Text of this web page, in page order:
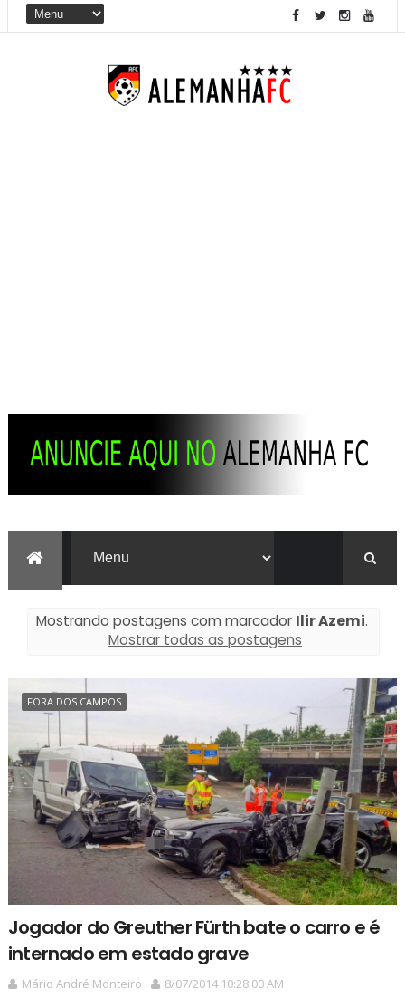
Mostrando postagens com marcador Ilir Azemi.
Mostrar todas as postagens
FORA DOS CAMPOS
Jogador do Greuther Fürth bate o carro e é
internado em estado grave
Mário André Monteiro
8/07/2014 10:28:00 AM